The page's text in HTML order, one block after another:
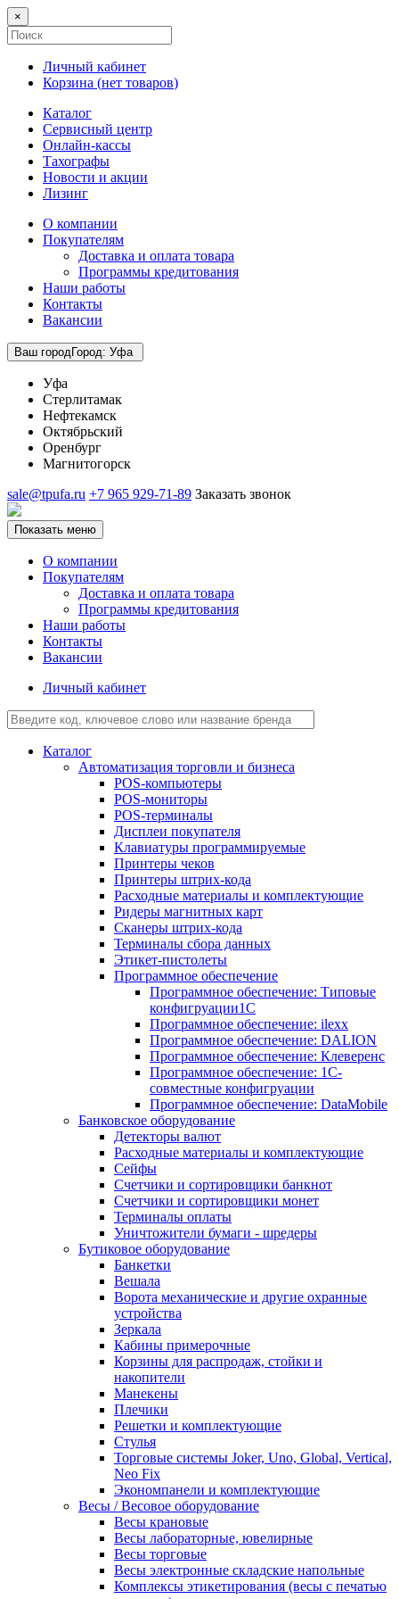
×
Личный кабинет
Корзина (нет товаров)
Каталог
Сервисный центр
Онлайн-кассы
Тахографы
Новости и акции
Лизинг
О компании
Покупателям
Доставка и оплата товара
Программы кредитования
Наши работы
Контакты
Вакансии
Ваш городГород: Уфа
Уфа
Стерлитамак
Нефтекамск
Октябрьский
Оренбург
Магнитогорск
sale@tpufa.ru +7 965 929-71-89 Заказать звонок
Показать меню
О компании
Покупателям
Доставка и оплата товара
Программы кредитования
Наши работы
Контакты
Вакансии
Личный кабинет
Каталог
Автоматизация торговли и бизнеса
POS-компьютеры
POS-мониторы
POS-терминалы
Дисплеи покупателя
Клавиатуры программируемые
Принтеры чеков
Принтеры штрих-кода
Расходные материалы и комплектующие
Ридеры магнитных карт
Сканеры штрих-кода
Терминалы сбора данных
Этикет-пистолеты
Программное обеспечение
Программное обеспечение: Типовые
конфигруации1С
Программное обеспечение: ilexx
Программное обеспечение: DALION
Программное обеспечение: Клеверенс
Программное обеспечение: 1С-
совместные конфигруации
Программное обеспечение: DataMobile
Банковское оборудование
Детекторы валют
Расходные материалы и комплектующие
Сейфы
Счетчики и сортировщики банкнот
Счетчики и сортировщики монет
Терминалы оплаты
Уничтожители бумаги - шредеры
Бутиковое оборудование
Банкетки
Вешала
Ворота механические и другие охранные
устройства
Зеркала
Кабины примерочные
Корзины для распродаж, стойки и
накопители
Манекены
Плечики
Решетки и комплектующие
Стулья
Торговые системы Joker, Uno, Global, Vertical,
Neo Fix
Экономпанели и комплектующие
Весы / Весовое оборудование
Весы крановые
Весы лабораторные, ювелирные
Весы торговые
Весы электронные складские напольные
Комплексы этикетирования (весы с печатью